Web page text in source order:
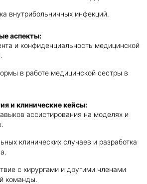
внутрибольничных инфекций.
аспекты:
и конфиденциальность медицинской
в работе медицинской сестры в
и клинические кейсы:
ассистирования на моделях и
клинических случаев и разработка
с хирургами и другими членами
команды.